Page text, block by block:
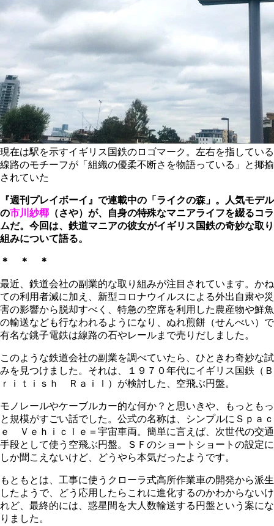
現在は駅を示すイギリス国鉄のロゴマーク。左右を指している
線路のモチーフが「組織の優柔不断さを物語っている」と揶揄
されていた
『週刊プレイボーイ』で連載中の「ライクの森」。人気モデル
の市川紗椰 （さや）が、自身の特殊なマニアライフを綴るコラ
ムだ。今回は、鉄道マニアの彼女がイギリス国鉄の奇妙な取り
組みについて語る。
＊ ＊ ＊
最近、鉄道会社の副業的な取り組みが注目されています。かね
ての利用者減に加え、新型コロナウイルスによる外出自粛や災
害の影響から脱却すべく、特急の空席を利用した農産物や鮮魚
の輸送なども行なわれるようになり、ぬれ煎餅（せんべい）で
有名な銚子電鉄は線路の石やレールまで売りだしました。
このような鉄道会社の副業を調べていたら、ひときわ奇妙な試
みを見つけました。それは、１９７０年代にイギリス国鉄（Ｂ
ｒｉｔｉｓｈ Ｒａｉｌ）が検討した、空飛ぶ円盤。
モノレールやケーブルカー的な何か？と思いきや、もっともっ
と規模がすごい話でした。公式の名称は、シンプルにＳｐａｃ
ｅ Ｖｅｈｉｃｌｅ＝宇宙車両。簡単に言えば、次世代の交通
手段として使う空飛ぶ円盤。ＳＦのショートショートの設定に
しか聞こえないけど、どうやら本気だったようです。
もともとは、工事に使うクローラ式高所作業車の開発から派生
したようで、どう応用したらこれに進化するのかわからないけ
れど、最終的には、惑星間を大人数輸送する円盤という案にな
りました。